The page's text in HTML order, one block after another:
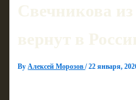
Свечникова
вернут в
ByАлексей Морозов/22 января,